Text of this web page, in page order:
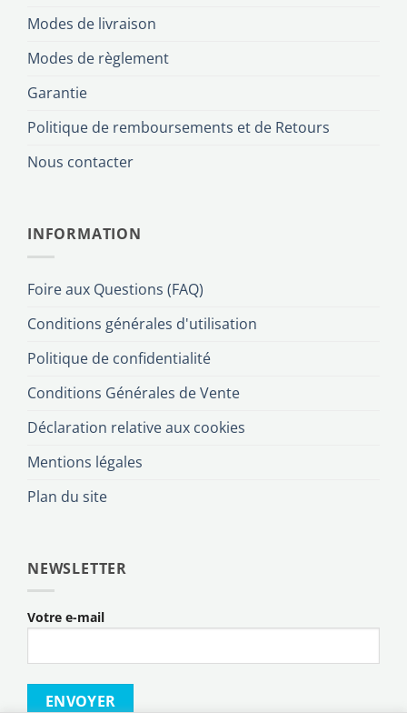
Modes de livraison
Modes de règlement
Garantie
Politique de remboursements et de Retours
Nous contacter
INFORMATION
Foire aux Questions (FAQ)
Conditions générales d'utilisation
Politique de confidentialité
Conditions Générales de Vente
Déclaration relative aux cookies
Mentions légales
Plan du site
NEWSLETTER
Votre e-mail